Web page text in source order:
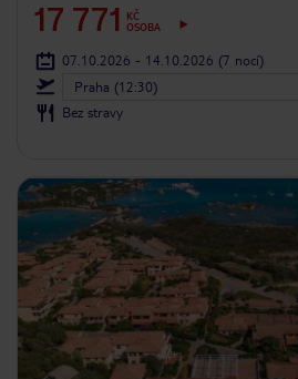
17 771
KČ
OSOBA
07.10.2026 - 14.10.2026 (7 nocí)
Praha (12:30)
Bez stravy